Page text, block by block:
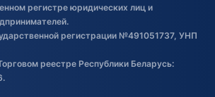
регистре юридических лиц и
регистрации №491051737, УНП
реестре Республики Беларусь: